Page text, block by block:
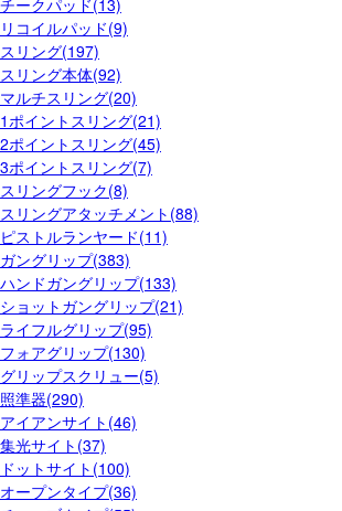
チークパッド(13)
リコイルパッド(9)
スリング(197)
スリング本体(92)
マルチスリング(20)
1ポイントスリング(21)
2ポイントスリング(45)
3ポイントスリング(7)
スリングフック(8)
スリングアタッチメント(88)
ピストルランヤード(11)
ガングリップ(383)
ハンドガングリップ(133)
ショットガングリップ(21)
ライフルグリップ(95)
フォアグリップ(130)
グリップスクリュー(5)
照準器(290)
アイアンサイト(46)
集光サイト(37)
ドットサイト(100)
オープンタイプ(36)